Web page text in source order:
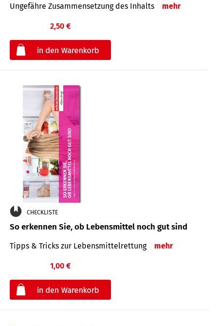
Ungefähre Zusammensetzung des Inhalts mehr
2,50 €
CHECKLISTE
So erkennen Sie, ob Lebensmittel noch gut sind
Tipps & Tricks zur Lebensmittelrettung mehr
1,00 €